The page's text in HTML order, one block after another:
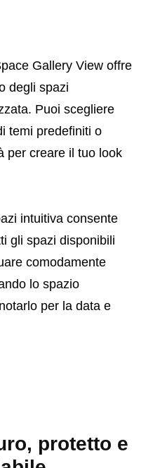
Gallery View offre
degli spazi
Puoi scegliere
temi predefiniti o
per creare il tuo look
intuitiva consente
gli spazi disponibili
comodamente
lo spazio
per la data e
protetto e